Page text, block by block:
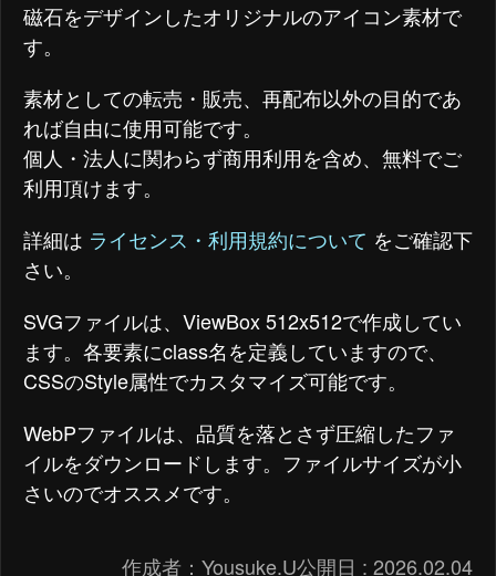
磁石をデザインしたオリジナルのアイコン素材で
す。
素材としての転売・販売、再配布以外の目的であ
れば自由に使用可能です。
個人・法人に関わらず商用利用を含め、無料でご
利用頂けます。
詳細は ライセンス・利用規約について をご確認下
さい。
SVGファイルは、ViewBox 512x512で作成してい
ます。各要素にclass名を定義していますので、
CSSのStyle属性でカスタマイズ可能です。
WebPファイルは、品質を落とさず圧縮したファ
イルをダウンロードします。ファイルサイズが小
さいのでオススメです。
作成者： Yousuke.U公開日 : 2026.02.04